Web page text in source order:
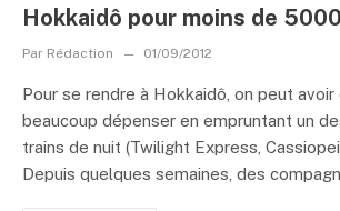
Hokkaidô pour moins de
Par Rédaction 01/09/2012
Pour se rendre à Hokkaidô, on peut avoir
beaucoup dépenser en empruntant un
trains de nuit (Twilight Express,
Depuis quelques semaines, des